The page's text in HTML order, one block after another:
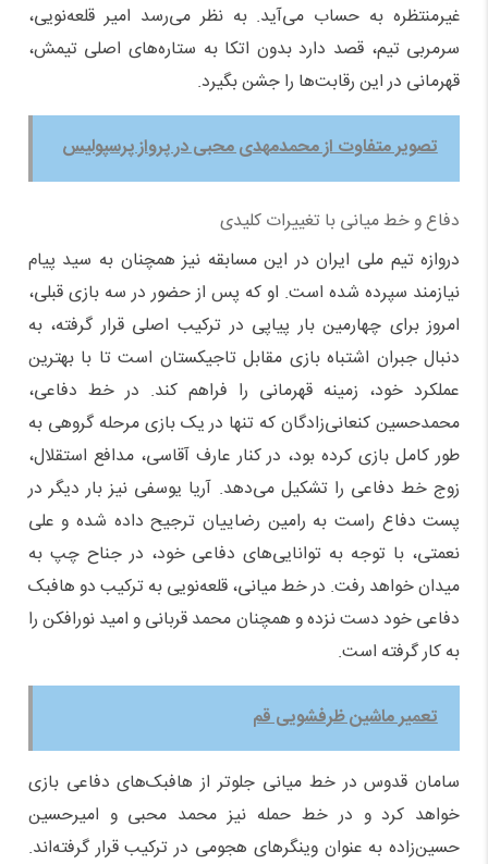
غیرمنتظره به حساب می‌آید. به نظر می‌رسد امیر قلعه‌نویی،
سرمربی تیم، قصد دارد بدون اتکا به ستاره‌های اصلی تیمش،
قهرمانی در این رقابت‌ها را جشن بگیرد.
تصویر متفاوت از محمدمهدی محبی در پرواز پرسپولیس
دفاع و خط میانی با تغییرات کلیدی
دروازه تیم ملی ایران در این مسابقه نیز همچنان به سید پیام
نیازمند سپرده شده است. او که پس از حضور در سه بازی قبلی،
امروز برای چهارمین بار پیاپی در ترکیب اصلی قرار گرفته، به
دنبال جبران اشتباه بازی مقابل تاجیکستان است تا با بهترین
عملکرد خود، زمینه قهرمانی را فراهم کند. در خط دفاعی،
محمدحسین کنعانی‌زادگان که تنها در یک بازی مرحله گروهی به
طور کامل بازی کرده بود، در کنار عارف آقاسی، مدافع استقلال،
زوج خط دفاعی را تشکیل می‌دهد. آریا یوسفی نیز بار دیگر در
پست دفاع راست به رامین رضاییان ترجیح داده شده و علی
نعمتی، با توجه به توانایی‌های دفاعی خود، در جناح چپ به
میدان خواهد رفت. در خط میانی، قلعه‌نویی به ترکیب دو هافبک
دفاعی خود دست نزده و همچنان محمد قربانی و امید نورافکن را
به کار گرفته است.
تعمیر ماشین ظرفشویی قم
سامان قدوس در خط میانی جلوتر از هافبک‌های دفاعی بازی
خواهد کرد و در خط حمله نیز محمد محبی و امیرحسین
حسین‌زاده به عنوان وینگرهای هجومی در ترکیب قرار گرفته‌اند.